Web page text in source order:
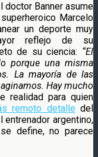
Banner asume
Marcelo
un deporte muy
reflejo de su
de su ciencia: “El
porque una misma
La mayoría de las
Hay mucho
realidad para quien
remoto detalle del
argentino,
define, no parece